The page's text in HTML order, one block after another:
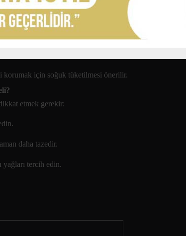
korumak için soğuk tüketilmesi önerilir.
etmek gerekir:
daha tazedir.
yağları tercih edin.